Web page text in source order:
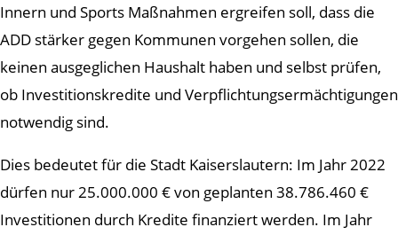
Innern und Sports Maßnahmen ergreifen soll, dass die
ADD stärker gegen Kommunen vorgehen sollen, die
keinen ausgeglichen Haushalt haben und selbst prüfen,
ob Investitionskredite und Verpflichtungsermächtigungen
notwendig sind.
Dies bedeutet für die Stadt Kaiserslautern: Im Jahr 2022
dürfen nur 25.000.000 € von geplanten 38.786.460 €
Investitionen durch Kredite finanziert werden. Im Jahr